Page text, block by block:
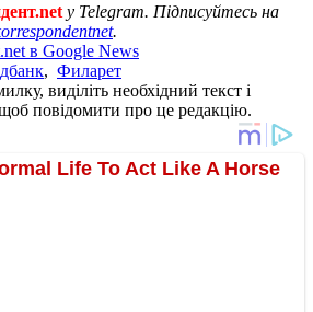
у Telegram. Підписуйтесь на
.
в Google News
, Филарет
виділіть необхідний текст і
повідомити про це редакцію.